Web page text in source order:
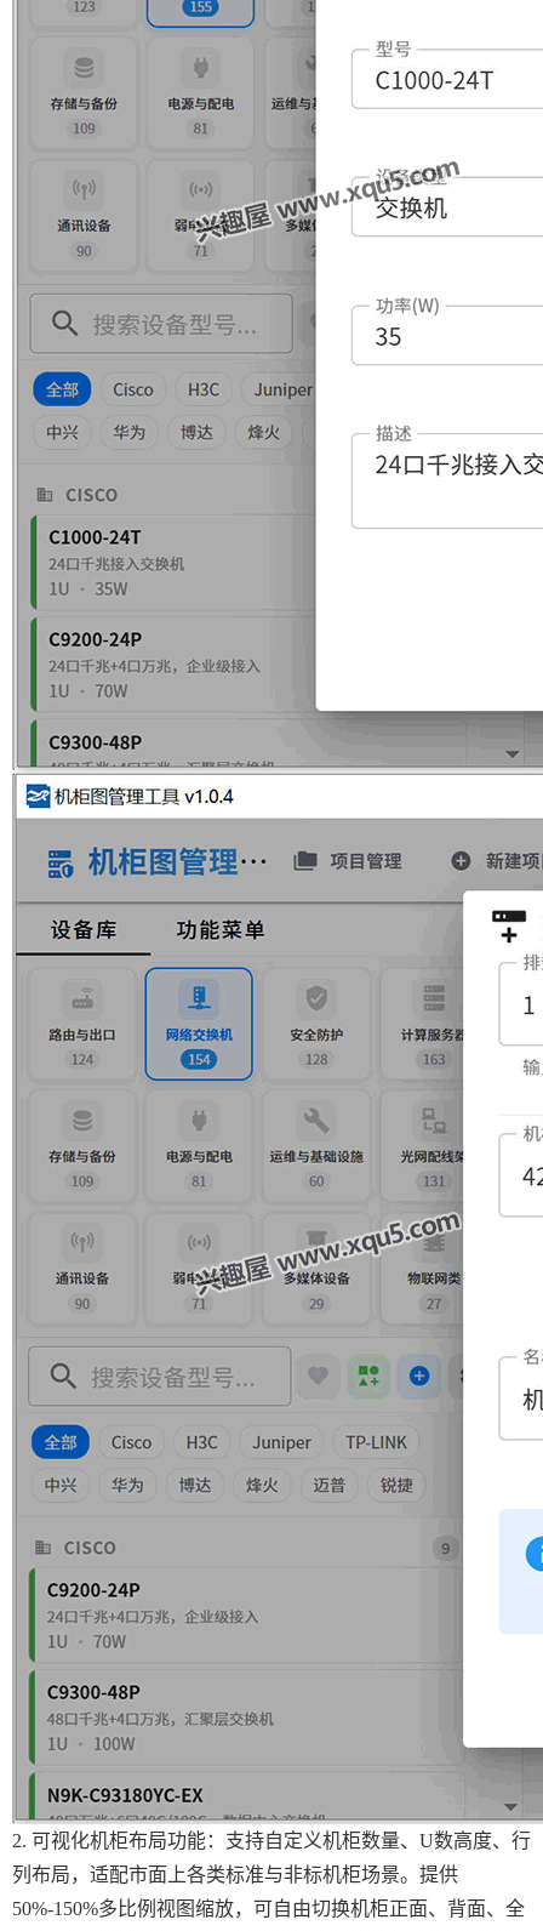
2. 可视化机柜布局功能：支持自定义机柜数量、U数高度、行
列布局，适配市面上各类标准与非标机柜场景。提供
50%-150%多比例视图缩放，可自由切换机柜正面、背面、全